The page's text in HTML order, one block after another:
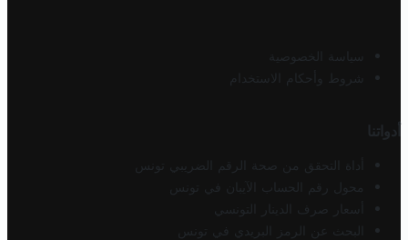
سياسة الخصوصية
شروط وأحكام الاستخدام
أدواتنا
أداة التحقق من صحة الرقم الضريبي تونس
محول رقم الحساب الآيبان في تونس
أسعار صرف الدينار التونسي
البحث عن الرمز البريدي في تونس